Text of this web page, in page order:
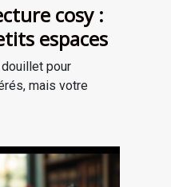
cosy :
espaces
pour
mais votre